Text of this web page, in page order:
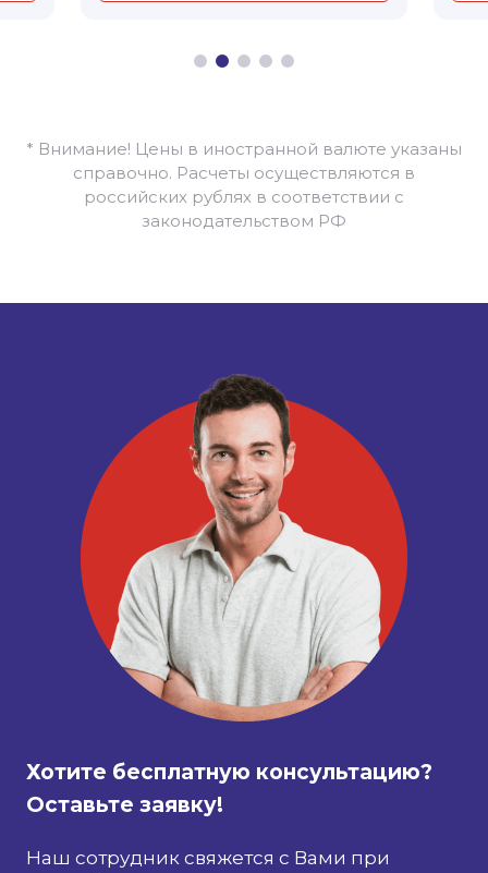
* Внимание! Цены в иностранной валюте указаны
справочно. Расчеты осуществляются в
российских рублях в соответствии с
законодательством РФ
Хотите бесплатную консультацию?
Оставьте заявку!
Наш сотрудник свяжется с Вами при